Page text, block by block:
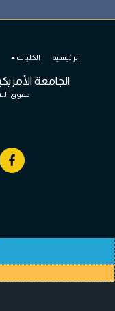
الأمريكية المفتوحة
تواصل مع عمادة
*** الجامعة